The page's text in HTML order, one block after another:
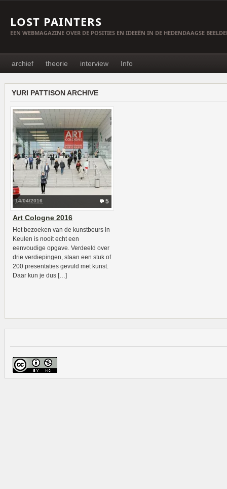
LOST PAINTERS
EEN WEBMAGAZINE OVER DE POSITIES EN IDEEËN IN DE HEDENDAAGSE
archief theorie interview Info
YURI PATTISON ARCHIVE
5
14/04/2016
Art Cologne 2016
Het bezoeken van de kunstbeurs in
Keulen is nooit echt een
eenvoudige opgave. Verdeeld over
drie verdiepingen, staan een stuk of
200 presentaties gevuld met kunst.
Daar kun je dus […]